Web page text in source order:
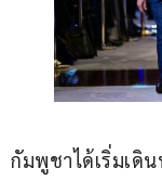
กัมพูชาได้เริ่มเดิ